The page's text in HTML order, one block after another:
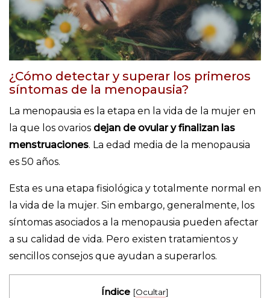
¿Cómo detectar y superar los primeros
síntomas de la menopausia?
La menopausia es la etapa en la vida de la mujer en
la que los ovarios dejan de ovular y finalizan las
menstruaciones. La edad media de la menopausia
es 50 años.
Esta es una etapa fisiológica y totalmente normal en
la vida de la mujer. Sin embargo, generalmente, los
síntomas asociados a la menopausia pueden afectar
a su calidad de vida. Pero existen tratamientos y
sencillos consejos que ayudan a superarlos.
Índice [Ocultar]